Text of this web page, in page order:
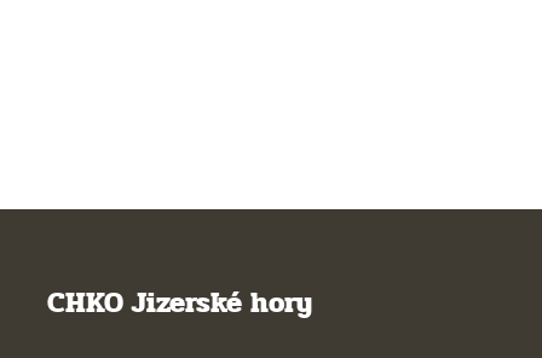
CHKO Jizerské hory